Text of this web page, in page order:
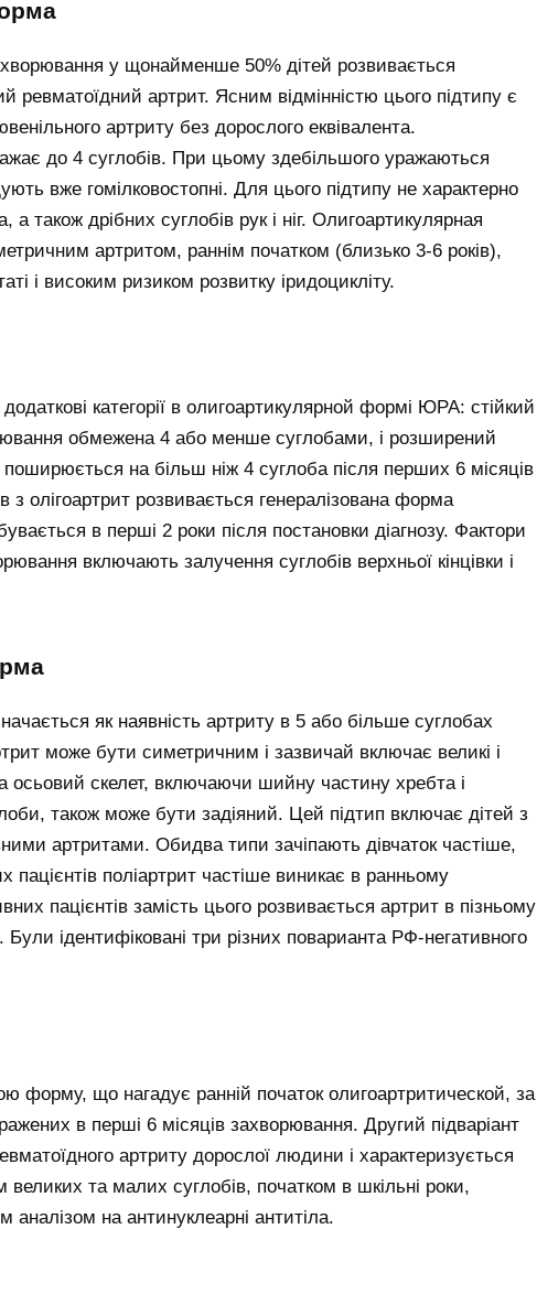
у щонайменше 50% дітей розвивається
ревматоїдний артрит. Ясним відмінністю цього підтипу є
артриту без дорослого еквівалента.
до 4 суглобів. При цьому здебільшого уражаються
вже гомілковостопні. Для цього підтипу не характерно
також дрібних суглобів рук і ніг. Олигоартикулярная
артритом, раннім початком (близько 3-6 років),
і високим ризиком розвитку іридоцикліту.
категорії в олигоартикулярной формі ЮРА: стійкий
обмежена 4 або менше суглобами, і розширений
поширюється на більш ніж 4 суглоба після перших 6 місяців
з олігоартрит розвивається генералізована форма
в перші 2 роки після постановки діагнозу. Фактори
включають залучення суглобів верхньої кінцівки і
як наявність артриту в 5 або більше суглобах
може бути симетричним і зазвичай включає великі і
осьовий скелет, включаючи шийну частину хребта і
також може бути задіяний. Цей підтип включає дітей з
артритами. Обидва типи зачіпають дівчаток частіше,
пацієнтів поліартрит частіше виникає в ранньому
пацієнтів замість цього розвивається артрит в пізньому
Були ідентифіковані три різних поварианта РФ-негативного
форму, що нагадує ранній початок олигоартритической, за
в перші 6 місяців захворювання. Другий підваріант
артриту дорослої людини і характеризується
та малих суглобів, початком в шкільні роки,
на антинуклеарні антитіла.